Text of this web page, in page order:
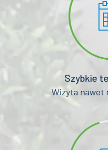
Szybkie
Wizyta nawet